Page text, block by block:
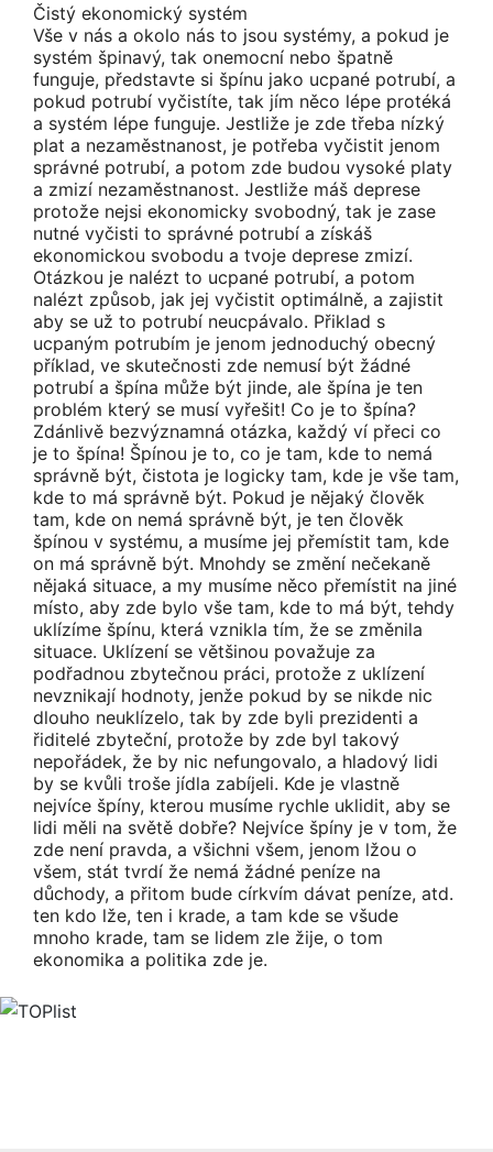
Čistý ekonomický systém
Vše v nás a okolo nás to jsou systémy, a pokud je
systém špinavý, tak onemocní nebo špatně
funguje, představte si špínu jako ucpané potrubí, a
pokud potrubí vyčistíte, tak jím něco lépe protéká
a systém lépe funguje. Jestliže je zde třeba nízký
plat a nezaměstnanost, je potřeba vyčistit jenom
správné potrubí, a potom zde budou vysoké platy
a zmizí nezaměstnanost. Jestliže máš deprese
protože nejsi ekonomicky svobodný, tak je zase
nutné vyčisti to správné potrubí a získáš
ekonomickou svobodu a tvoje deprese zmizí.
Otázkou je nalézt to ucpané potrubí, a potom
nalézt způsob, jak jej vyčistit optimálně, a zajistit
aby se už to potrubí neucpávalo. Přiklad s
ucpaným potrubím je jenom jednoduchý obecný
příklad, ve skutečnosti zde nemusí být žádné
potrubí a špína může být jinde, ale špína je ten
problém který se musí vyřešit! Co je to špína?
Zdánlivě bezvýznamná otázka, každý ví přeci co
je to špína! Špínou je to, co je tam, kde to nemá
správně být, čistota je logicky tam, kde je vše tam,
kde to má správně být. Pokud je nějaký člověk
tam, kde on nemá správně být, je ten člověk
špínou v systému, a musíme jej přemístit tam, kde
on má správně být. Mnohdy se změní nečekaně
nějaká situace, a my musíme něco přemístit na jiné
místo, aby zde bylo vše tam, kde to má být, tehdy
uklízíme špínu, která vznikla tím, že se změnila
situace. Uklízení se většinou považuje za
podřadnou zbytečnou práci, protože z uklízení
nevznikají hodnoty, jenže pokud by se nikde nic
dlouho neuklízelo, tak by zde byli prezidenti a
řiditelé zbyteční, protože by zde byl takový
nepořádek, že by nic nefungovalo, a hladový lidi
by se kvůli troše jídla zabíjeli. Kde je vlastně
nejvíce špíny, kterou musíme rychle uklidit, aby se
lidi měli na světě dobře? Nejvíce špíny je v tom, že
zde není pravda, a všichni všem, jenom lžou o
všem, stát tvrdí že nemá žádné peníze na
důchody, a přitom bude církvím dávat peníze, atd.
ten kdo lže, ten i krade, a tam kde se všude
mnoho krade, tam se lidem zle žije, o tom
ekonomika a politika zde je.